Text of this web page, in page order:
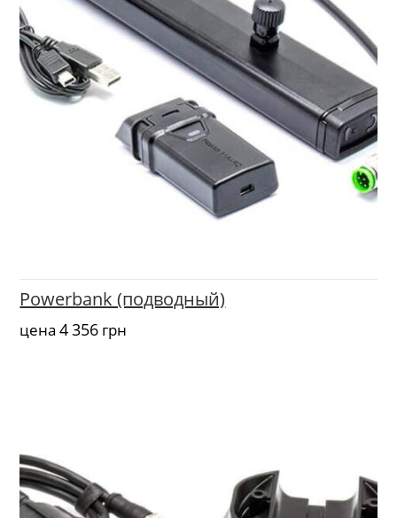
Powerbank (подводный)
цена4 356грн